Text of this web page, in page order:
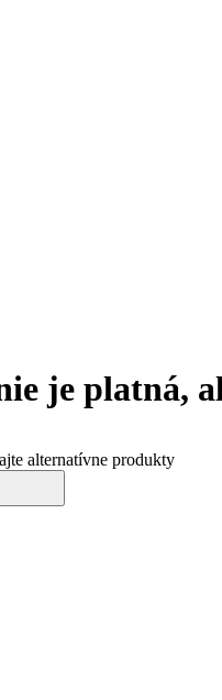
je platná,
alternatívne produkty